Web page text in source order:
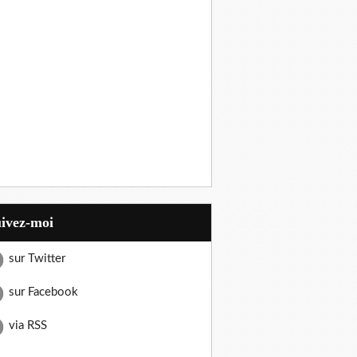
moi
sur Twitter
sur Facebook
via RSS